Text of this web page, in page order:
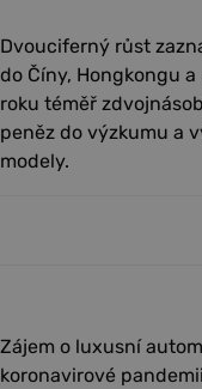
Dvouciferný růst
do Číny, Hongkongu
roku téměř
peněz do výzkumu a
modely.
Zájem o luxusní
koronavirové